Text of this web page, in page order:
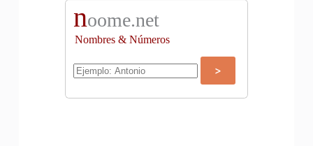
noome.net
Nombres & Números